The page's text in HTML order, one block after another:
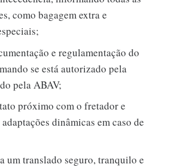
como bagagem extra e
e regulamentação do
se está autorizado pela
pela ABAV;
próximo com o fretador e
dinâmicas em caso de
um translado seguro, tranquilo e